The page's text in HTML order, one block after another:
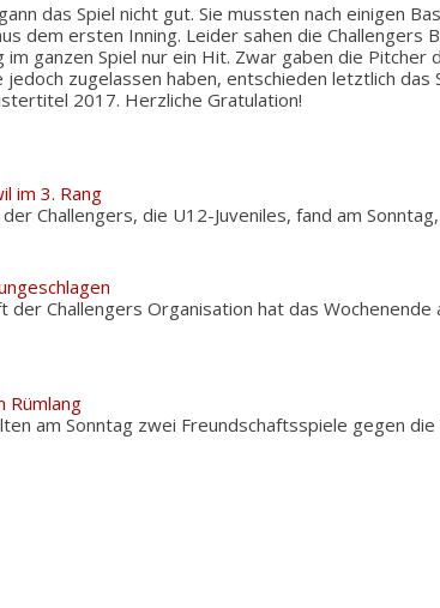
das Spiel nicht gut. Sie mussten nach einigen
dem ersten Inning. Leider sahen die Challengers
im ganzen Spiel nur ein Hit. Zwar gaben die Pitcher
zugelassen haben, entschieden letztlich das
2017. Herzliche Gratulation!
im 3. Rang
Challengers, die U12-Juveniles, fand am
der Challengers Organisation hat das Wochenende
Rümlang
am Sonntag zwei Freundschaftsspiele gegen